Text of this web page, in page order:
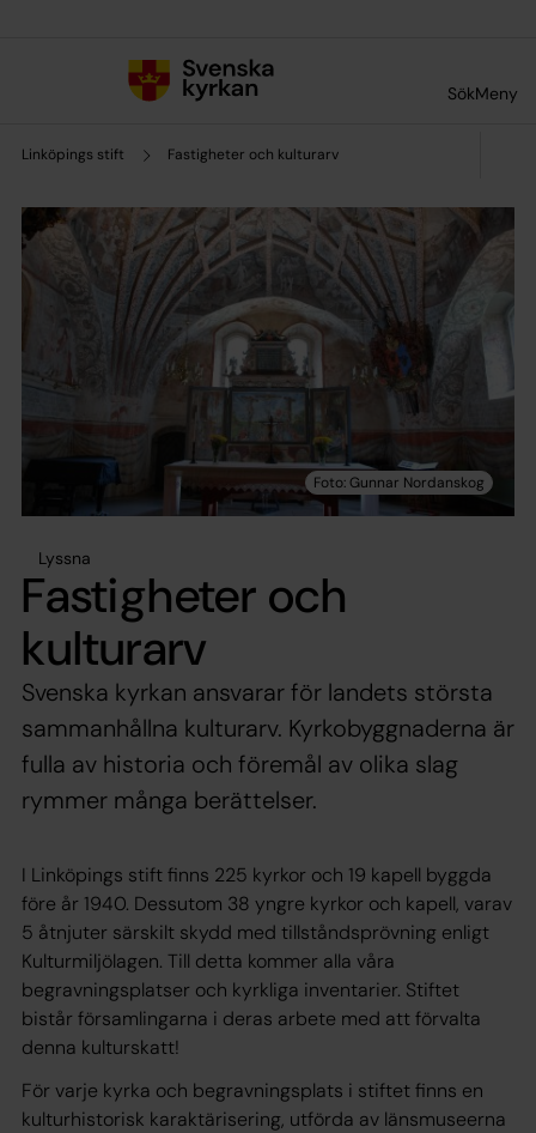
SökMeny
Linköpings stift Fastigheter och kulturarv
Lyssna
Fastigheter och
kulturarv
Svenska kyrkan ansvarar för landets största
sammanhållna kulturarv. Kyrkobyggnaderna är
fulla av historia och föremål av olika slag
rymmer många berättelser.
I Linköpings stift finns 225 kyrkor och 19 kapell byggda
före år 1940. Dessutom 38 yngre kyrkor och kapell, varav
5 åtnjuter särskilt skydd med tillståndsprövning enligt
Kulturmiljölagen. Till detta kommer alla våra
begravningsplatser och kyrkliga inventarier. Stiftet
bistår församlingarna i deras arbete med att förvalta
denna kulturskatt!
För varje kyrka och begravningsplats i stiftet finns en
kulturhistorisk karaktärisering, utförda av länsmuseerna